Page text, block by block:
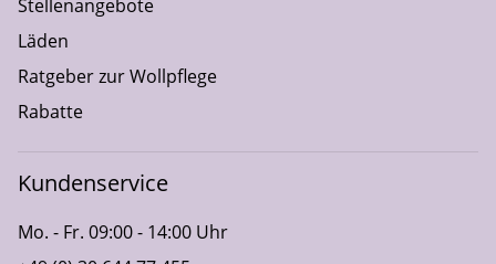
Stellenangebote
Läden
Ratgeber zur Wollpflege
Rabatte
Kundenservice
Mo. - Fr. 09:00 - 14:00 Uhr